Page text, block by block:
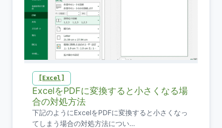
Excel
ExcelをPDFに変換すると小さくなる場
合の対処方法
下記のようにExcelをPDFに変換すると小さくなっ
てしまう場合の対処方法につい…